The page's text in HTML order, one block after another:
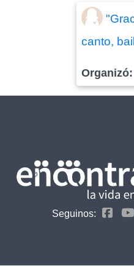
canto,
Organizó:
Seguinos: